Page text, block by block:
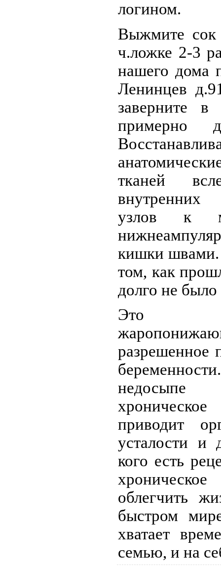
логином.
Выжмите
ч.ложке 2-3
нашего дома
Ленинцев
заверните
примерно
тканей
внутренних
узлов к
кишки швами.
том, как
долго не
Это
разрешенное
приводит
усталости и
кого есть
облегчить
быстром
хватает
семью, и на